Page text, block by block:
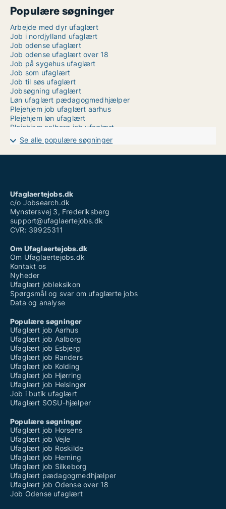
Populære søgninger
Arbejde med dyr ufaglært
Job i nordjylland ufaglært
Job odense ufaglært
Job odense ufaglært over 18
Job på sygehus ufaglært
Job som ufaglært
Job til søs ufaglært
Jobsøgning ufaglært
Løn ufaglært pædagogmedhjælper
Plejehjem job ufaglært aarhus
Plejehjem løn ufaglært
Plejehjem aalborg job ufaglært
Produktionsmedarbejder ufaglært
Ufaglært deltidsjob københavn
Ufaglært job guldborgsund kommune
Ufaglært maler løn
Ufaglært plejehjem løn 2022
Se alle populære søgninger
Ufaglaertejobs.dk
c/o Jobsearch.dk
Mynstersvej 3, Frederiksberg
support@ufaglaertejobs.dk
CVR: 39925311
Om Ufaglaertejobs.dk
Om Ufaglaertejobs.dk
Kontakt os
Nyheder
Ufaglært jobleksikon
Spørgsmål og svar om ufaglærte jobs
Data og analyse
Populære søgninger
Ufaglært job Aarhus
Ufaglært job Aalborg
Ufaglært job Esbjerg
Ufaglært job Randers
Ufaglært job Kolding
Ufaglært job Hjørring
Ufaglært job Helsingør
Job i butik ufaglært
Ufaglært SOSU-hjælper
Populære søgninger
Ufaglært job Horsens
Ufaglært job Vejle
Ufaglært job Roskilde
Ufaglært job Herning
Ufaglært job Silkeborg
Ufaglært pædagogmedhjælper
Ufaglært job Odense over 18
Job Odense ufaglært